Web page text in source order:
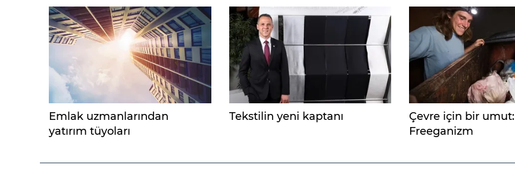
Emlak uzmanlarından
yatırım tüyoları
Tekstilin yeni kaptanı
Çevre için bir umut:
Freeganizm